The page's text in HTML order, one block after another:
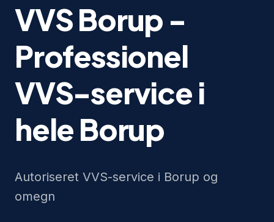
VVS Borup -
Professionel
VVS-service i
hele Borup
Autoriseret VVS-service i Borup og
omegn